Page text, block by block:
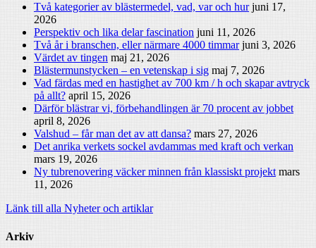
Två kategorier av blästermedel, vad, var och hur juni 17,
2026
Perspektiv och lika delar fascination juni 11, 2026
Två år i branschen, eller närmare 4000 timmar juni 3, 2026
Värdet av tingen maj 21, 2026
Blästermunstycken – en vetenskap i sig maj 7, 2026
Vad färdas med en hastighet av 700 km / h och skapar avtryck
på allt? april 15, 2026
Därför blästrar vi, förbehandlingen är 70 procent av jobbet
april 8, 2026
Valshud – får man det av att dansa? mars 27, 2026
Det anrika verkets sockel avdammas med kraft och verkan
mars 19, 2026
Ny tubrenovering väcker minnen från klassiskt projekt mars
11, 2026
Länk till alla Nyheter och artiklar
Arkiv